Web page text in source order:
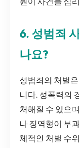
6. 성범죄
나요?
성범죄의 처벌
니다. 성폭력의
처해질 수 있으
나 징역형이 부
체적인 처벌 수